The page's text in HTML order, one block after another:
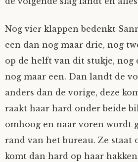
Nog vier klappen bedenkt
een dan nog maar drie, nog
op de helft van dit stukje, nog
nog maar een. Dan landt de
anders dan de vorige, deze
raakt haar hard onder beide
omhoog en naar voren wordt
rand van het bureau. Ze staat
komt dan hard op haar